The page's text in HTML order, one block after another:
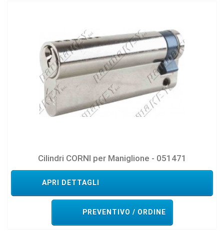
Cilindri CORNI per Maniglione - 051471
APRI DETTAGLI
PREVENTIVO / ORDINE